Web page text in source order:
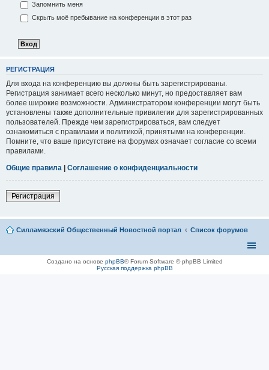
Запомнить меня
Скрыть моё пребывание на конференции в этот раз
РЕГИСТРАЦИЯ
Для входа на конференцию вы должны быть зарегистрированы.
Регистрация занимает всего несколько минут, но предоставляет вам
более широкие возможности. Администратором конференции могут быть
установлены также дополнительные привилегии для зарегистрированных
пользователей. Прежде чем зарегистрироваться, вам следует
ознакомиться с правилами и политикой, принятыми на конференции.
Помните, что ваше присутствие на форумах означает согласие со всеми
правилами.
Общие правила | Соглашение о конфиденциальности
Регистрация
Силламяэский Общественный Новостной портал Список форумов
Создано на основе phpBB® Forum Software © phpBB Limited
Русская поддержка phpBB